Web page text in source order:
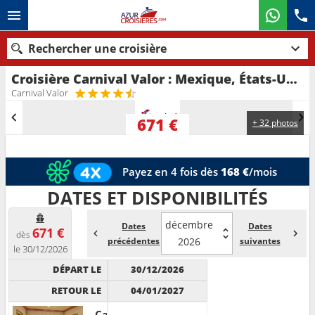
Croisière Carnival Valor : Mexique, États-Unis au départ de Nouvelle-Orleans
Carnival Valor
+ 32 photos
671 €
Payez en 4 fois dès 168 €/mois
DATES ET DISPONIBILITÉS
dès 671 €
le 30/12/2026
Dates
précédentes
décembre
2026
Dates
suivantes
DÉPART LE
RETOUR LE
30/12/2026
04/01/2027
Rechercher une croisière
Nos destinations
Rechercher